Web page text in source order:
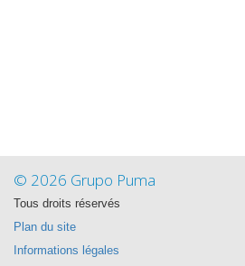
© 2026 Grupo Puma
Tous droits réservés
Plan du site
Informations légales